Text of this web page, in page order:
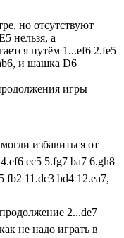
но отсутствуют
нельзя, а
путём 1...ef6 2.fe5
и шашка D6
игры
избавиться от
ec5 5.fg7 ba7 6.gh8
fb2 11.dc3 bd4 12.ea7,
2...de7
ак не надо играть в